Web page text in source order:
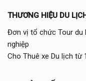
THƯƠNG HIỆU DU
Đơn vị tổ chức Tour du
nghiệp
Cho Thuê xe Du lịch từ